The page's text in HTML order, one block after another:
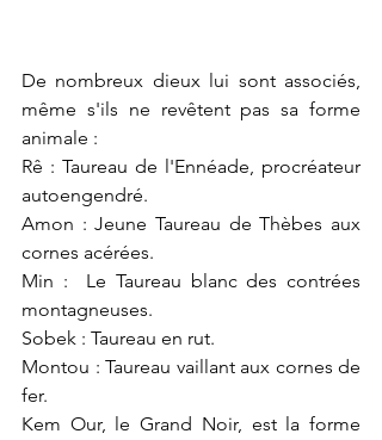
De nombreux dieux lui sont associés,
même s'ils ne revêtent pas sa forme
animale :
Rê : Taureau de l'Ennéade, procréateur
autoengendré.
Amon : Jeune Taureau de Thèbes aux
cornes acérées.
Min :  Le Taureau blanc des contrées
montagneuses.
Sobek : Taureau en rut.
Montou : Taureau vaillant aux cornes de
fer.
Kem Our, le Grand Noir, est la forme